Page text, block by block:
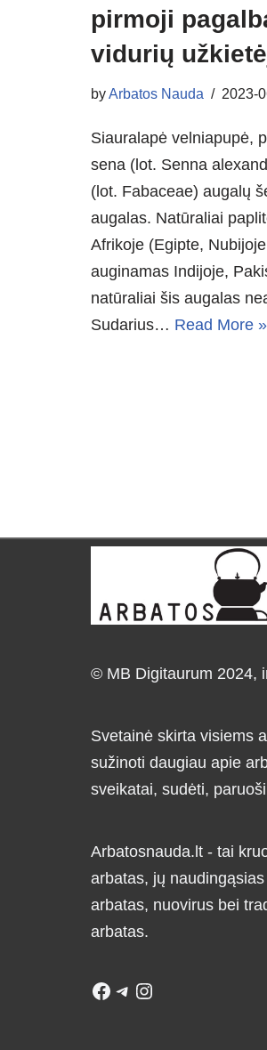
pirmoji
vidurių
byArbatos Nauda 2023-
Siauralapė velniapupė,
sena (lot. Senna
(lot. Fabaceae) augalų
augalas. Natūraliai
Afrikoje (Egipte,
auginamas Indijoje,
natūraliai šis augalas
Sudarius… Read More »
© MB Digitaurum 2024,
Svetainė skirta visiems
sužinoti daugiau apie
sveikatai, sudėti,
Arbatosnauda.lt - tai
arbatas, jų
arbatas, nuovirus bei
arbatas.